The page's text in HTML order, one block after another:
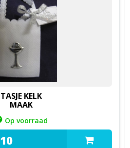
TASJE KELK
MAAK
Op voorraad
10